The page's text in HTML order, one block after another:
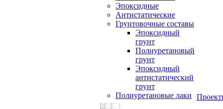
Эпоксидные
Антистатические
Грунтовочные составы
Эпоксидный
грунт
Полиуретановый
грунт
Эпоксидный
антистатический
грунт
Полиуретановые лаки